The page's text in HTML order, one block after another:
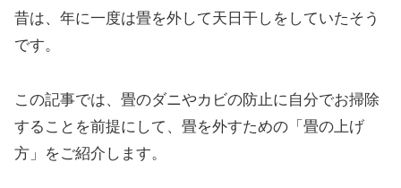
昔は、年に一度は畳を外して天日干しをしていたそう
です。
この記事では、畳のダニやカビの防止に自分でお掃除
することを前提にして、畳を外すための「畳の上げ
方」をご紹介します。